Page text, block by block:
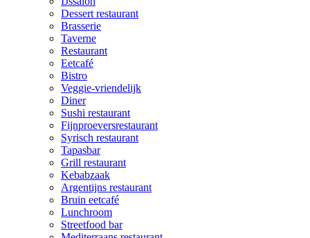
Dessert restaurant
Brasserie
Taverne
Restaurant
Eetcafé
Bistro
Veggie-vriendelijk
Diner
Sushi restaurant
Fijnproeversrestaurant
Syrisch restaurant
Tapasbar
Grill restaurant
Kebabzaak
Argentijns restaurant
Bruin eetcafé
Lunchroom
Streetfood bar